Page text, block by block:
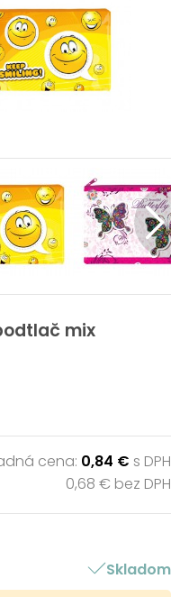
mix
cena: 0,84 € s DPH
0,68 € bez DPH
Skladom